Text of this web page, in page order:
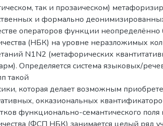
так и прозаическом)
и формально
операторов функции неопределённо
(НБК) на уровне неразложимых
N1N2 (метафорических
Определяется система языковых/
такой
которая делает возможным
окказиональных
функционально-семантического